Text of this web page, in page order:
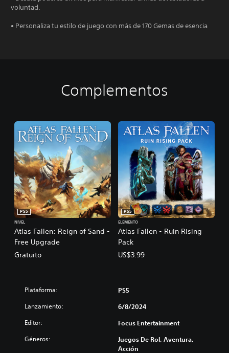
voluntad.
• Personaliza tu estilo de juego con más de 170 Gemas de esencia
Complementos
Atlas Fallen: Reign of Sand -
Free Upgrade
PS5
NIVEL
Gratuito
Atlas Fallen - Ruin Rising
Pack
PS5
ELEMENTO
US$3.99
Plataforma: PS5
Lanzamiento: 6/8/2024
Editor: Focus Entertainment
Géneros:
Juegos De Rol, Aventura,
Acción